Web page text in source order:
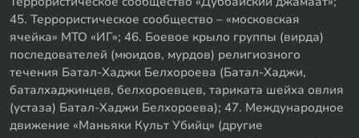
45. Террористическое сообщество – «московская
ячейка» МТО «ИГ»; 46. Боевое крыло группы (вирда)
последователей (мюидов, мурдов) религиозного
течения Батал-Хаджи Белхороева (Батал-Хаджи,
баталхаджинцев, белхороевцев, тариката шейха овлия
(устаза) Батал-Хаджи Белхороева); 47. Международное
движение «Маньяки Культ Убийц» (другие